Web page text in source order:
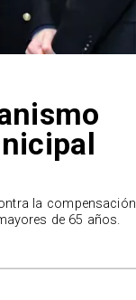
la compensación
de 65 años.